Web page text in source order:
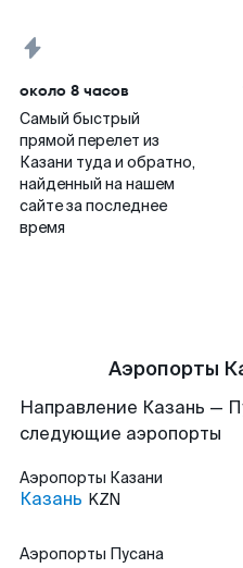
около 8 часов
Самый быстрый
прямой перелет из
Казани туда и обратно,
найденный на нашем
сайте за последнее
время
Аэропорты
Направление Казань —
следующие аэропорты
Аэропорты Казани
Казань KZN
Аэропорты Пусана